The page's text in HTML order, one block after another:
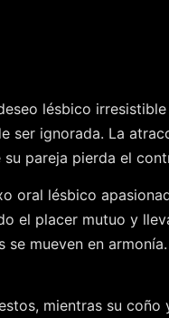
lésbico
ser ignorada. La
pareja pierda el
oral lésbico
el placer mutuo y
mueven en
mientras su